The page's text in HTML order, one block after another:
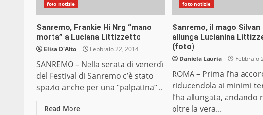
foto notizie
Sanremo, Frankie Hi Nrg “mano
morta” a Luciana Littizzetto
Elisa D'Alto Febbraio 22, 2014
SANREMO – Nella serata di venerdì
del Festival di Sanremo c’è stato
spazio anche per una “palpatina”...
Read More
foto notizie
Sanremo, il mago
allunga Lucianina
(foto)
Daniela Lauria Febbraio
ROMA – Prima l’ha
riducendola ai minimi
l’ha allungata, andando
oltre la vera...